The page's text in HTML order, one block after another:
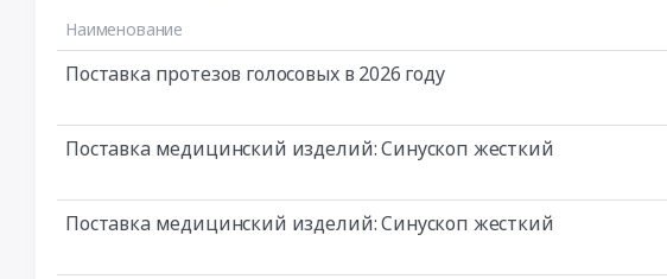
Наименование
Поставка протезов голосовых в 2026 году
Поставка медицинский изделий: Синускоп жесткий
Поставка медицинский изделий: Синускоп жесткий